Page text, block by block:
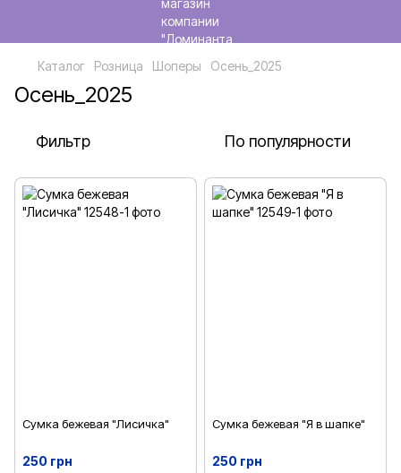
Каталог Розница Шоперы Осень_2025
Осень_2025
Фильтр По популярности
Сумка бежевая "Лисичка"
250 грн
Сумка бежевая "Я в шапке"
250 грн